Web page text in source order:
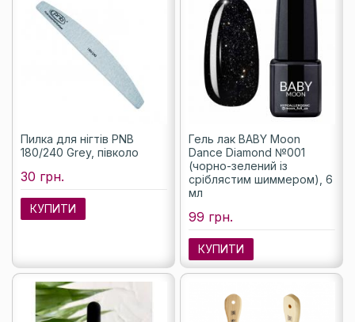
Пилка для нігтів PNB
180/240 Grey, півколо
30 грн.
КУПИТИ
Гель лак BABY Moon
Dance Diamond №001
(чорно-зелений із
сріблястим шиммером), 6
мл
99 грн.
КУПИТИ